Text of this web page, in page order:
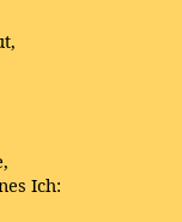
Ich: